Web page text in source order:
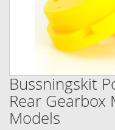
Bussningskit
Rear Gearbox
Models
Hoppa
till
början
av